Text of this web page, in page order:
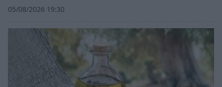
05/08/2026 19:30